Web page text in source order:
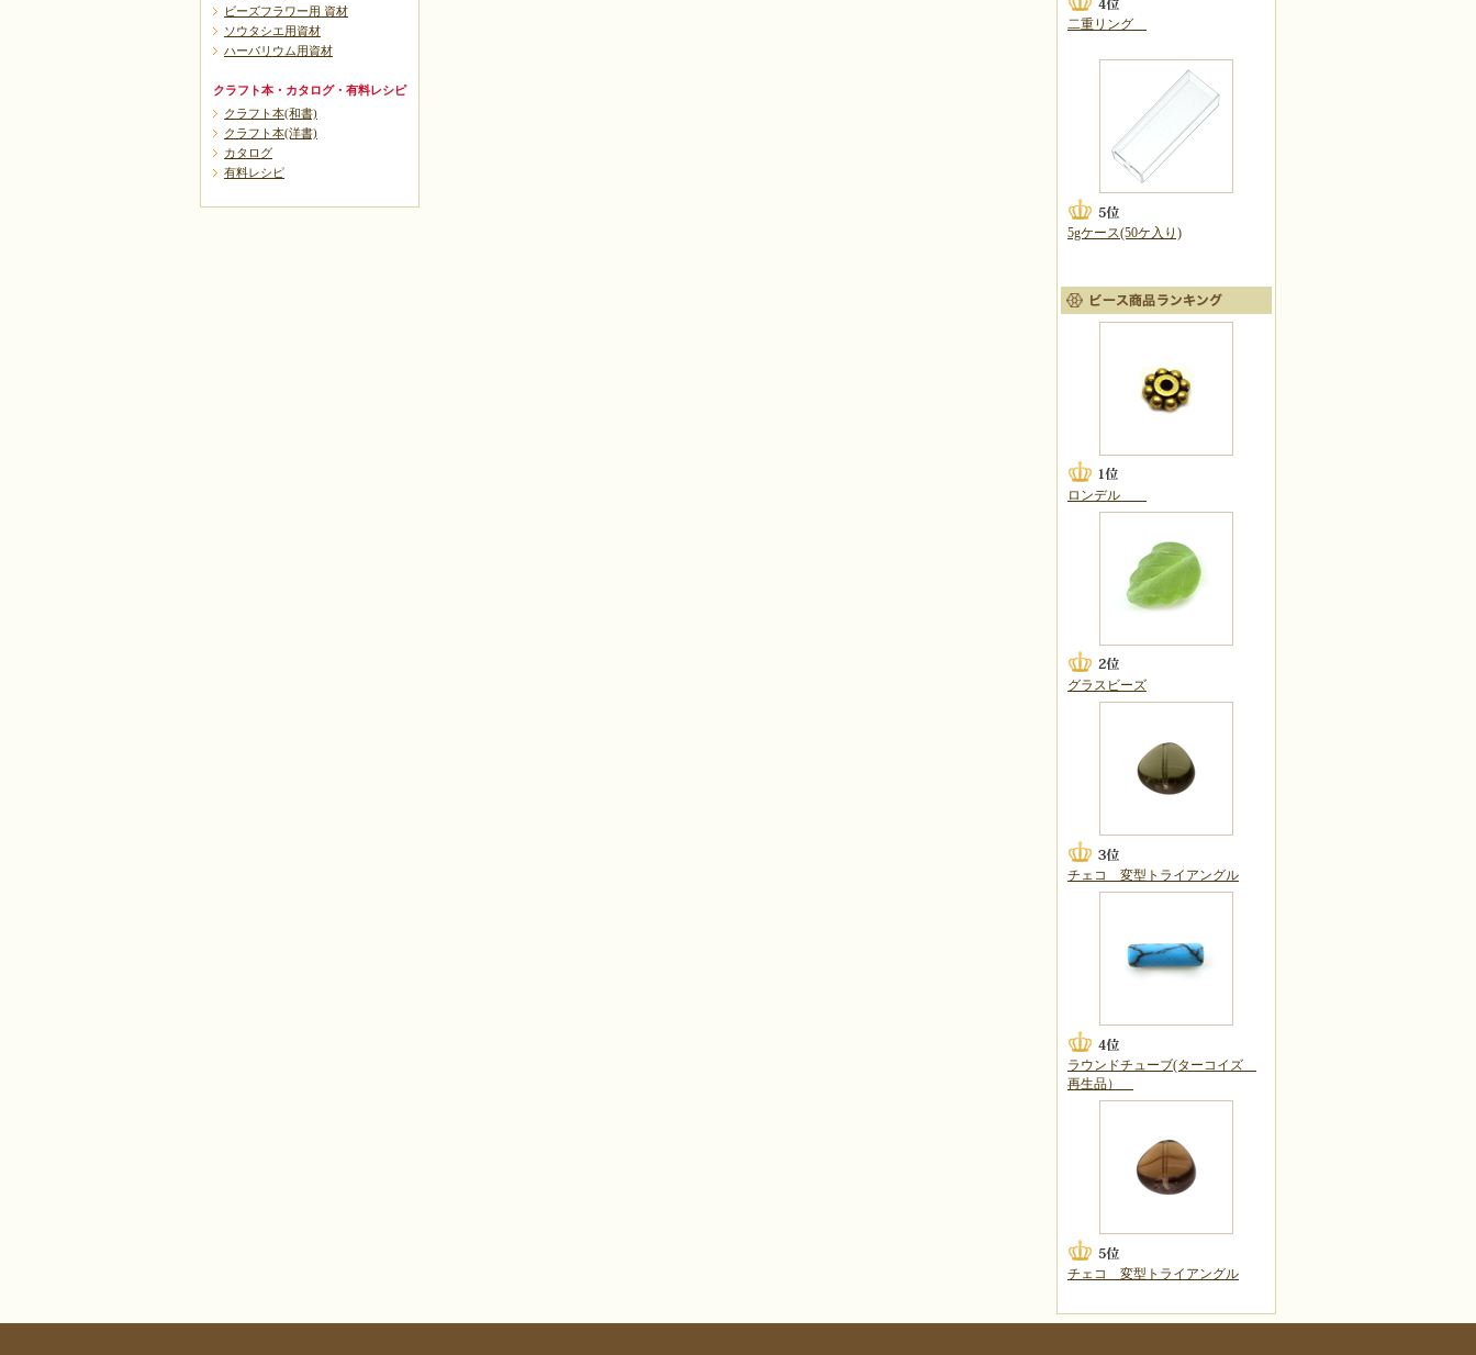
ビーズフラワー用 資材
ソウタシエ用資材
ハーバリウム用資材
クラフト本・カタログ・有料レシピ
クラフト本(和書)
クラフト本(洋書)
カタログ
有料レシピ
二重リング
5gケース(50ケ入り)
ロンデル
グラスビーズ
チェコ 変型トライアングル
ラウンドチューブ(ターコイズ
再生品）
チェコ 変型トライアングル